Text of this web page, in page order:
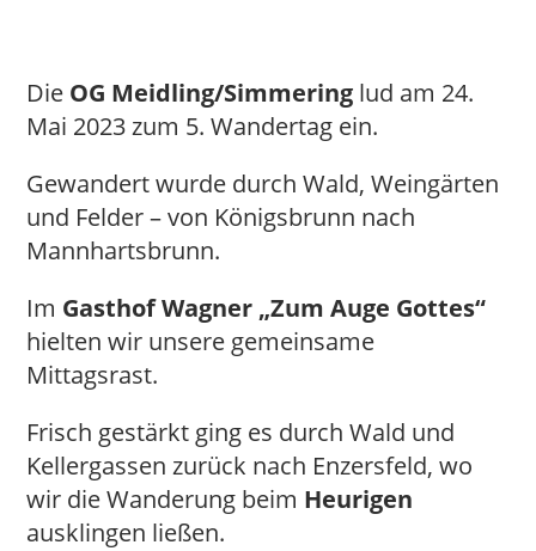
Die OG Meidling/Simmering lud am 24.
Mai 2023 zum 5. Wandertag ein.
Gewandert wurde durch Wald, Weingärten
und Felder – von Königsbrunn nach
Mannhartsbrunn.
Im Gasthof Wagner „Zum Auge Gottes“
hielten wir unsere gemeinsame
Mittagsrast.
Frisch gestärkt ging es durch Wald und
Kellergassen zurück nach Enzersfeld, wo
wir die Wanderung beim Heurigen
ausklingen ließen.